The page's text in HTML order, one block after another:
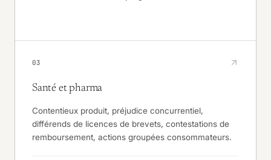
03
Santé et pharma
Contentieux produit, préjudice concurrentiel,
différends de licences de brevets, contestations de
remboursement, actions groupées consommateurs.